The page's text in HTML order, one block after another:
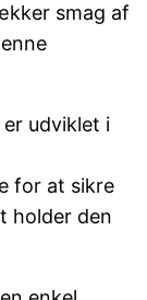
smag af
udviklet i
for at sikre
holder den